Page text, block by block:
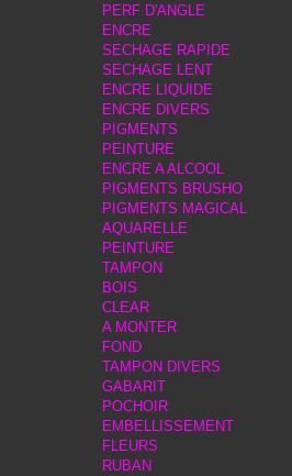
PERF D'ANGLE
ENCRE
SECHAGE RAPIDE
SECHAGE LENT
ENCRE LIQUIDE
ENCRE DIVERS
PIGMENTS
PEINTURE
ENCRE A ALCOOL
PIGMENTS BRUSHO
PIGMENTS MAGICAL
AQUARELLE
PEINTURE
TAMPON
BOIS
CLEAR
A MONTER
FOND
TAMPON DIVERS
GABARIT
POCHOIR
EMBELLISSEMENT
FLEURS
RUBAN